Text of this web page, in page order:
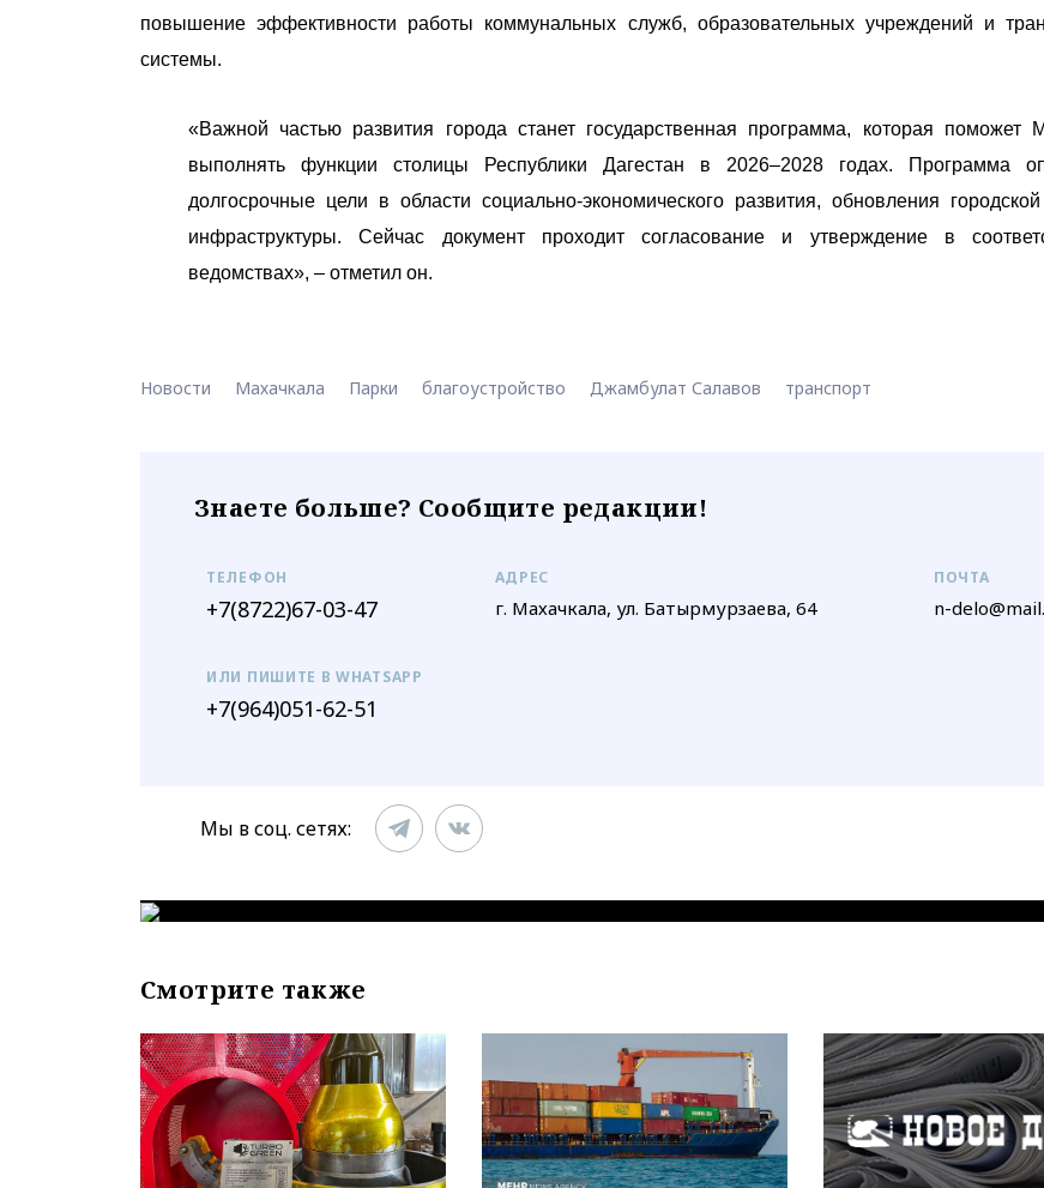
повышение эффективности работы коммунальных служб, образовательных учреждений и
системы.
«Важной частью развития города станет государственная программа, которая поможет
выполнять функции столицы Республики Дагестан в 2026–2028 годах. Программа
долгосрочные цели в области социально-экономического развития, обновления
инфраструктуры. Сейчас документ проходит согласование и утверждение в
ведомствах», – отметил он.
Новости Махачкала Парки благоустройство Джамбулат Салавов транспорт
Знаете больше? Сообщите редакции!
ТЕЛЕФОН
+7(8722)67-03-47
АДРЕС
г. Махачкала, ул. Батырмурзаева, 64
ПОЧТА
n-
ИЛИ ПИШИТЕ В WHATSAPP
+7(964)051-62-51
Мы в соц. сетях:
Смотрите также